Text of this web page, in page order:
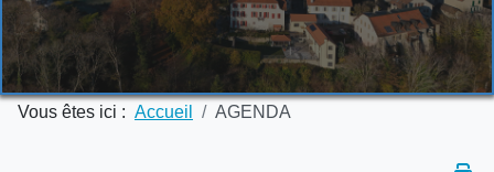
Vous êtes ici : Accueil AGENDA